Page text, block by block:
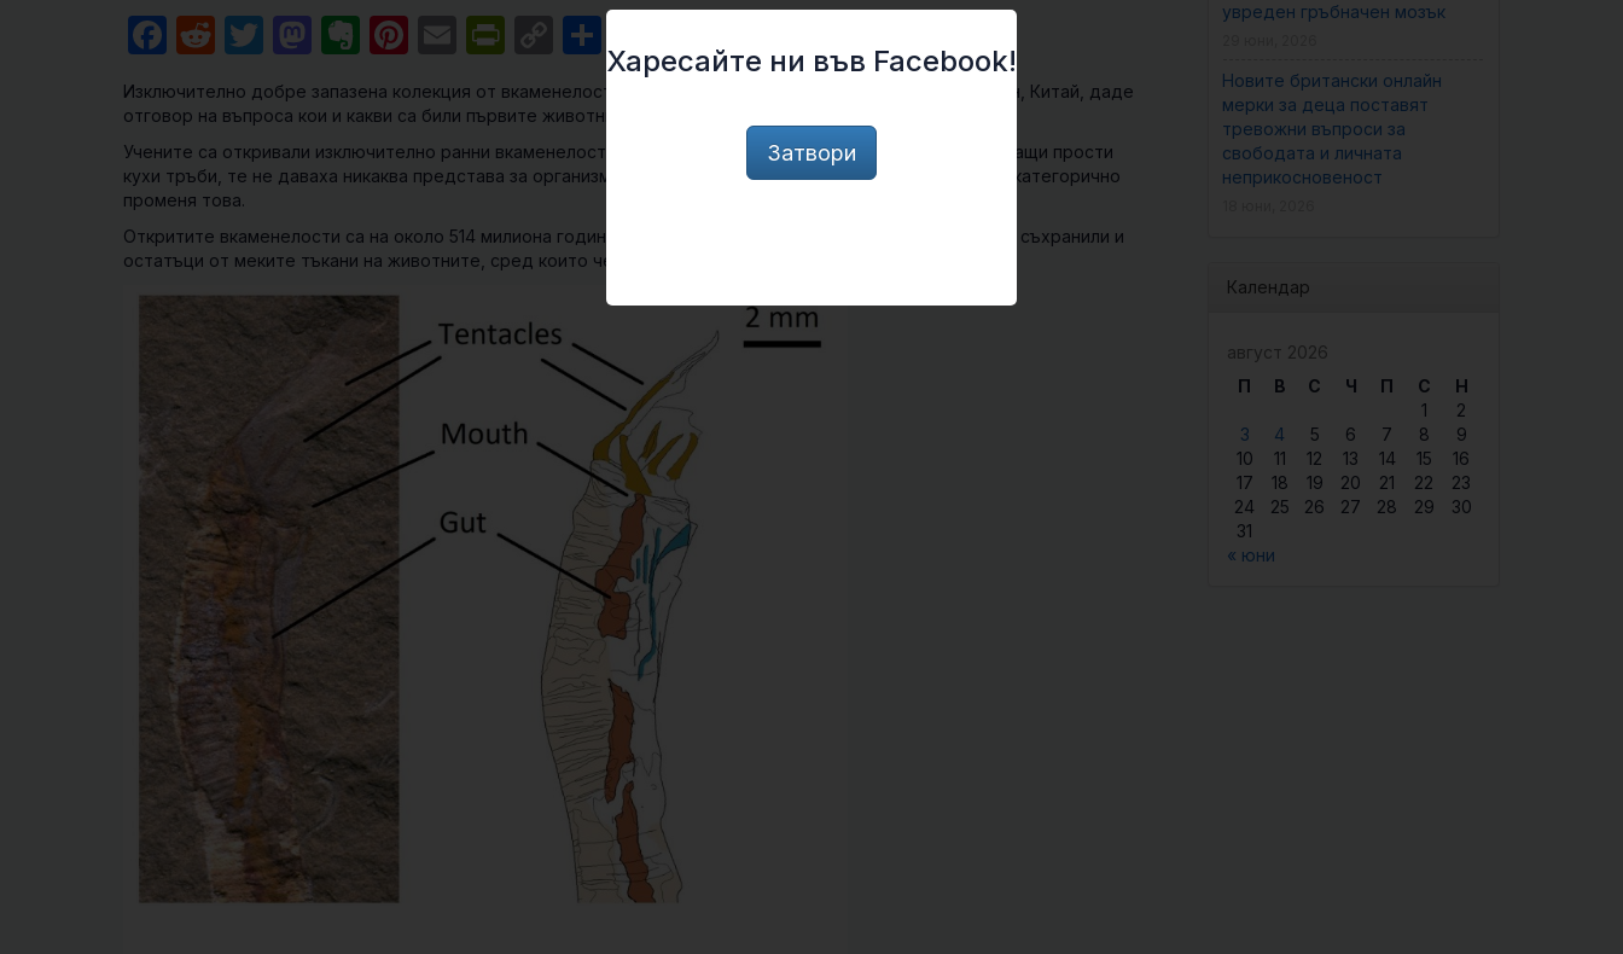
Facebook
RedditTwitter
Mastodon
Evernote
Pinterest
EmailPrintFriendly
Copy
Link
Изключително добре запазена колекция от вкаменелости, открита в източната част на провинция Юнан, Китай, даде
отговор на въпроса кои и какви са били първите животни, притежаващи скелет.
Учените са откривали изключително ранни вкаменелости на скелети и преди. Обикновено представляващи прости
кухи тръби, те не даваха никаква представа за организмите, от които са били част. Но новата находка категорично
променя това.
Откритите вкаменелости са на около 514 милиона години и уникалното при тях, че освен скелета, те са съхранили и
остатъци от меките тъкани на животните, сред които черва и части от устния апарат.
увреден гръбначен мозък
Новите британски онлайн
мерки за деца поставят
тревожни въпроси за
свободата и личната
неприкосновеност
Календар
август 2026
П
В С Ч П С
Н
1
2
3
4 5 6 7 8
9
10
11 12 13 14 15
16
17
18 19 20 21 22
23
24
25 26 27 28 29
30
31
« юни
Харесайте ни във Facebook!
Затвори